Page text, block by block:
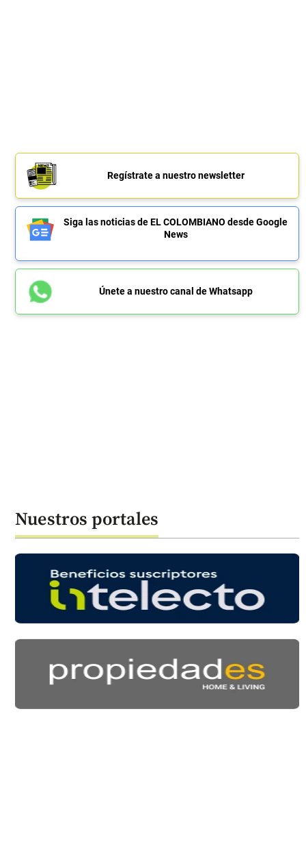
Regístrate a nuestro newsletter
Siga las noticias de EL COLOMBIANO desde Google
News
Únete a nuestro canal de Whatsapp
Nuestros portales